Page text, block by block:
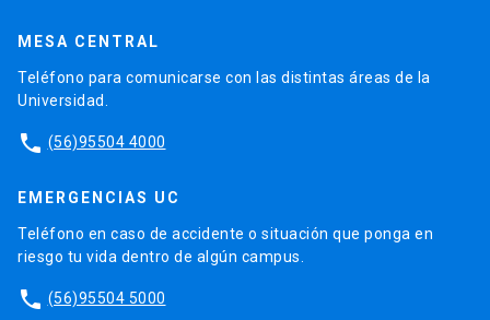
MESA CENTRAL
Teléfono para comunicarse con las distintas áreas de la
Universidad.
phone (56)95504 4000
EMERGENCIAS UC
Teléfono en caso de accidente o situación que ponga en
riesgo tu vida dentro de algún campus.
phone (56)95504 5000